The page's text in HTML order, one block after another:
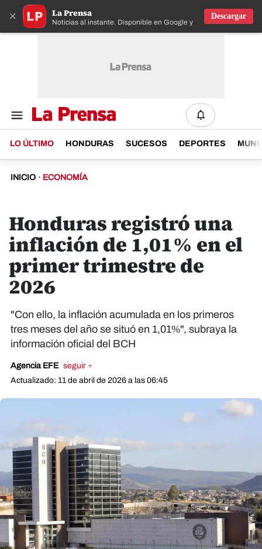
× La Prensa
Noticias al instante. Disponible en Google y IOS
Descargar
LO ÚLTIMO HONDURAS SUCESOS DEPORTES
INICIO · ECONOMÍA
Honduras registró una
inflación de 1,01% en el
primer trimestre de
2026
"Con ello, la inflación acumulada en los primeros
tres meses del año se situó en 1,01%", subraya la
información oficial del BCH
Agencia EFE seguir +
Actualizado: 11 de abril de 2026 a las 06:45